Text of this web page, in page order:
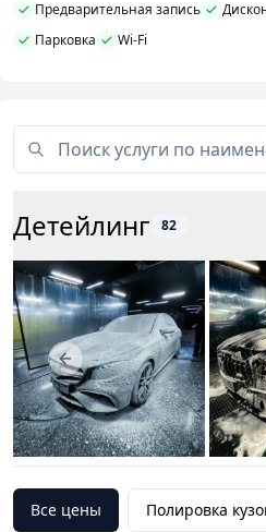
Предварительная запись
Парковка
Wi-Fi
Детейлинг 82
Previous slide
Все цены Полировка